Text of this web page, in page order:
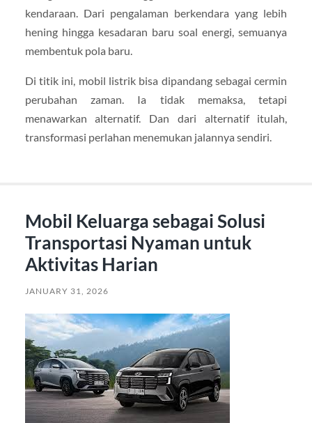
kendaraan. Dari pengalaman berkendara yang lebih
hening hingga kesadaran baru soal energi, semuanya
membentuk pola baru.
Di titik ini, mobil listrik bisa dipandang sebagai cermin
perubahan zaman. Ia tidak memaksa, tetapi
menawarkan alternatif. Dan dari alternatif itulah,
transformasi perlahan menemukan jalannya sendiri.
Mobil Keluarga sebagai Solusi
Transportasi Nyaman untuk
Aktivitas Harian
JANUARY 31, 2026